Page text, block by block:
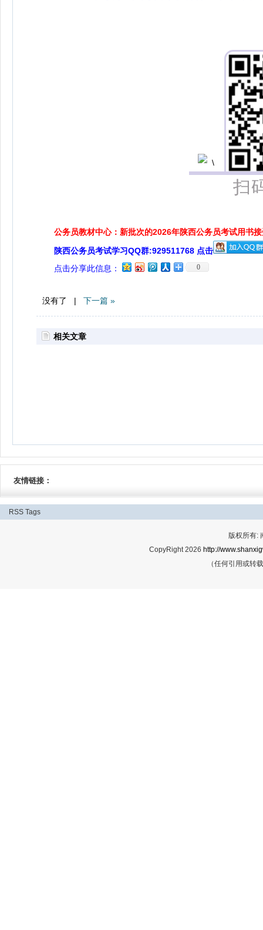
扫
公务员教材中心：新批次的2026年陕西公务员考试用书
陕西公务员考试学习QQ群:929511768 点击
点击分享此信息：
0
没有了 | 下一篇 »
相关文章
友情链接：
RSS Tags
版权所有:
CopyRight 2026 http://
（任何引用或转